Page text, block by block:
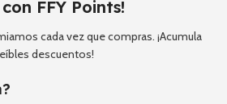
FFY Points!
cada vez que compras. ¡Acumula
descuentos!